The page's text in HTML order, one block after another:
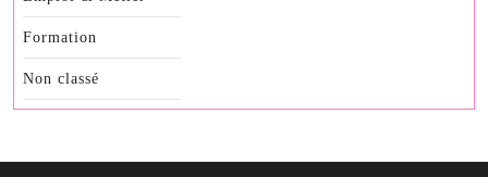
Formation
Non classé